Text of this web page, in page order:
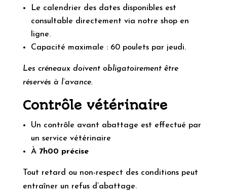
Le calendrier des dates disponibles est
consultable directement via notre shop en
ligne.
Capacité maximale : 60 poulets par jeudi.
Les créneaux doivent obligatoirement être
réservés à l’avance.
Contrôle vétérinaire
Un contrôle avant abattage est effectué par
un service vétérinaire
À 7h00 précise
Tout retard ou non-respect des conditions peut
entraîner un refus d’abattage.